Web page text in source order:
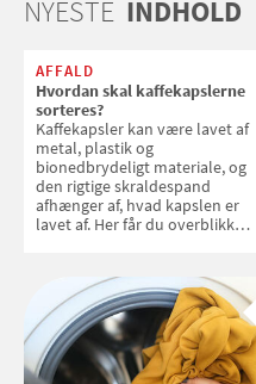
NYESTE INDHOLD
AFFALD
Hvordan skal kaffekapslerne
sorteres?
Kaffekapsler kan være lavet af
metal, plastik og
bionedbrydeligt materiale, og
den rigtige skraldespand
afhænger af, hvad kapslen er
lavet af. Her får du overblikket